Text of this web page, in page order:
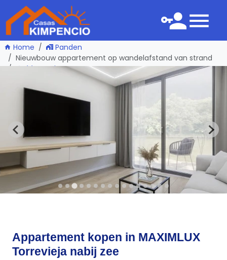
Home
Panden
Nieuwbouw appartement op wandelafstand van strand
één pagina terug
Appartement kopen in MAXIMLUX
Torrevieja nabij zee